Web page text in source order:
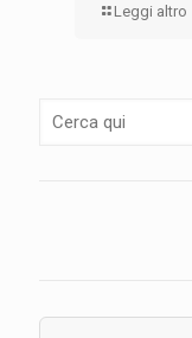
Leggi altro